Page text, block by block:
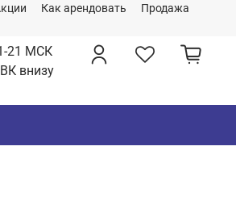
Как арендовать Продажа
21 МСК
внизу